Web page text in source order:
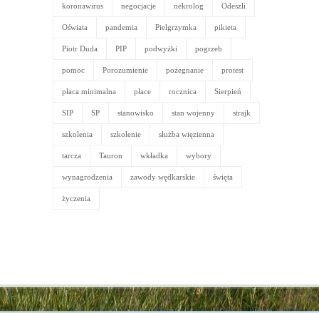
koronawirus negocjacje nekrolog Odeszli
Oświata pandemia Pielgrzymka pikieta
Piotr Duda PIP podwyżki pogrzeb
pomoc Porozumienie pożegnanie protest
płaca minimalna płace rocznica Sierpień
SIP SP stanowisko stan wojenny strajk
szkolenia szkolenie służba więzienna
tarcza Tauron wkładka wybory
wynagrodzenia zawody wędkarskie święta
życzenia